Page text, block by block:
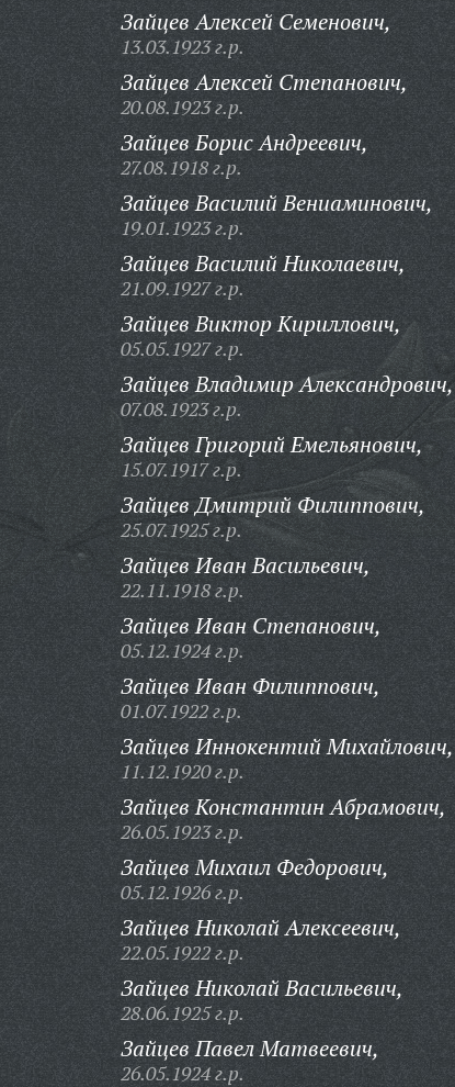
Зайцев Алексей Семенович,
13.03.1923 г.р.
Зайцев Алексей Степанович,
20.08.1923 г.р.
Зайцев Борис Андреевич,
27.08.1918 г.р.
Зайцев Василий Вениаминович,
19.01.1923 г.р.
Зайцев Василий Николаевич,
21.09.1927 г.р.
Зайцев Виктор Кириллович,
05.05.1927 г.р.
Зайцев Владимир Александрович,
07.08.1923 г.р.
Зайцев Григорий Емельянович,
15.07.1917 г.р.
Зайцев Дмитрий Филиппович,
25.07.1925 г.р.
Зайцев Иван Васильевич,
22.11.1918 г.р.
Зайцев Иван Степанович,
05.12.1924 г.р.
Зайцев Иван Филиппович,
01.07.1922 г.р.
Зайцев Иннокентий Михайлович,
11.12.1920 г.р.
Зайцев Константин Абрамович,
26.05.1923 г.р.
Зайцев Михаил Федорович,
05.12.1926 г.р.
Зайцев Николай Алексеевич,
22.05.1922 г.р.
Зайцев Николай Васильевич,
28.06.1925 г.р.
Зайцев Павел Матвеевич,
26.05.1924 г.р.